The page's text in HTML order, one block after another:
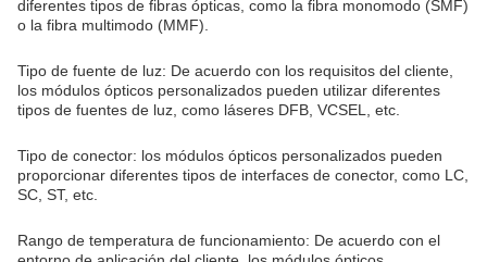
diferentes tipos de fibras ópticas, como la fibra monomodo (SMF)
o la fibra multimodo (MMF).
Tipo de fuente de luz: De acuerdo con los requisitos del cliente,
los módulos ópticos personalizados pueden utilizar diferentes
tipos de fuentes de luz, como láseres DFB, VCSEL, etc.
Tipo de conector: los módulos ópticos personalizados pueden
proporcionar diferentes tipos de interfaces de conector, como LC,
SC, ST, etc.
Rango de temperatura de funcionamiento: De acuerdo con el